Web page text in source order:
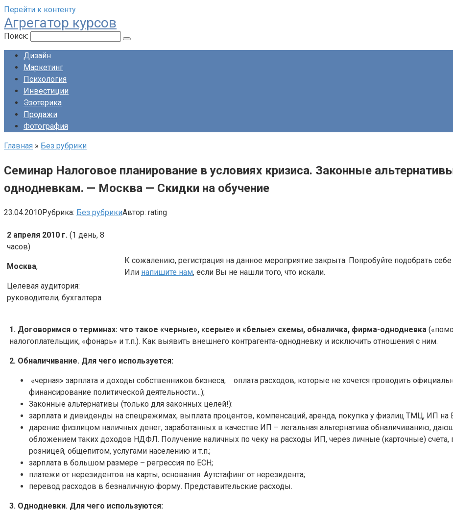
Перейти к контенту
Агрегатор курсов
Поиск:
Дизайн
Маркетинг
Психология
Инвестиции
Эзотерика
Продажи
Фотография
Главная » Без рубрики
Семинар Налоговое планирование в условиях кризиса. Законные
однодневкам. — Москва — Скидки на обучение
23.04.2010Рубрика: Без рубрикиАвтор: rating
2 апреля 2010 г. (1 день, 8
часов)
Москва,
Целевая аудитория:
руководители, бухгалтера
К сожалению, регистрация на данное мероприятие закрыта. Попробуйте подобрать себе
Или напишите нам, если Вы не нашли того, что искали.
1. Договоримся о терминах: что такое «черные», «серые» и «белые» схемы, обналичка, фирма-однодневка
налогоплательщик, «фонарь» и т.п.). Как выявить внешнего контрагента-однодневку и исключить отношения с ним.
2. Обналичивание. Для чего используется:
«черная» зарплата и доходы собственников бизнеса; оплата расходов, которые не хочется проводить
финансирование политической деятельности…);
Законные альтернативы (только для законных целей!):
зарплата и дивиденды на спецрежимах, выплата процентов, компенсаций, аренда, покупка у физлиц ТМЦ, ИП на
дарение физлицом наличных денег, заработанных в качестве ИП – легальная альтернатива обналичиванию,
обложением таких доходов НДФЛ. Получение наличных по чеку на расходы ИП, через личные (карточные)
розницей, общепитом, услугами населению и т.п.;
зарплата в большом размере – регрессия по ЕСН;
платежи от нерезидентов на карты, основания. Аутстафинг от нерезидента;
перевод расходов в безналичную форму. Представительские расходы.
3. Однодневки. Для чего используются: